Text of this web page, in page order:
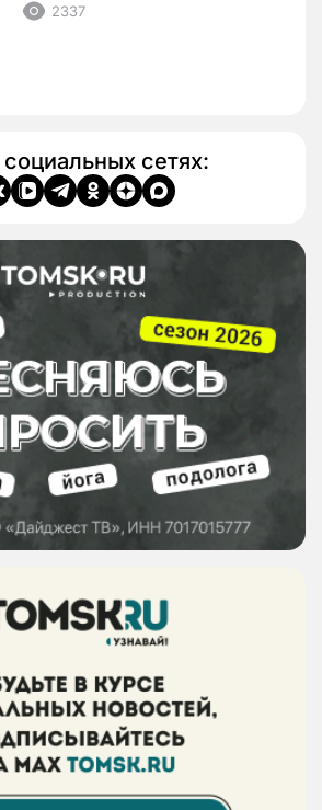
2337
сетях: